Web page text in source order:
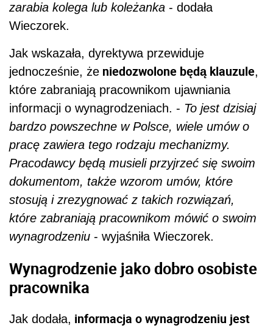
zarabia kolega lub koleżanka - dodała
Wieczorek.
Jak wskazała, dyrektywa przewiduje
jednocześnie, że niedozwolone będą klauzule,
które zabraniają pracownikom ujawniania
informacji o wynagrodzeniach. - To jest dzisiaj
bardzo powszechne w Polsce, wiele umów o
pracę zawiera tego rodzaju mechanizmy.
Pracodawcy będą musieli przyjrzeć się swoim
dokumentom, także wzorom umów, które
stosują i zrezygnować z takich rozwiązań,
które zabraniają pracownikom mówić o swoim
wynagrodzeniu - wyjaśniła Wieczorek.
Wynagrodzenie jako dobro osobiste
pracownika
Jak dodała, informacja o wynagrodzeniu jest